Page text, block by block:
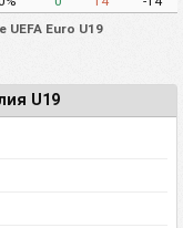
UEFA Euro U19
U19